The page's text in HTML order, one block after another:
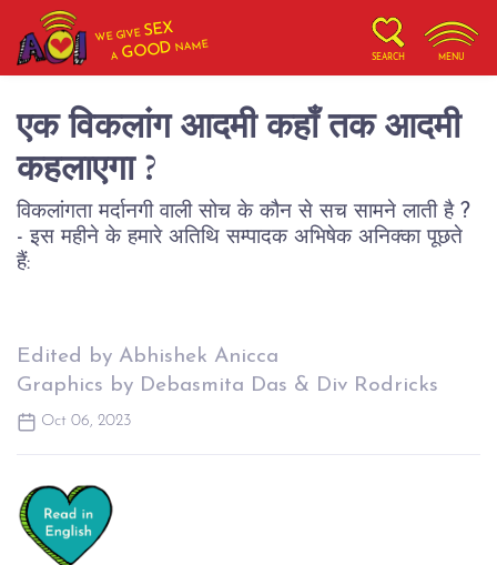
WE GIVESEX
AGOOD NAME
SEARCH MENU
एक विकलांग आदमी कहाँ तक आदमी
कहलाएगा ?
विकलांगता मर्दानगी वाली सोच के कौन से सच सामने लाती है ?
- इस महीने के हमारे अतिथि सम्पादक अभिषेक अनिक्का पूछते
हैं:
Edited by Abhishek Anicca
Graphics by Debasmita Das & Div Rodricks
Oct 06, 2023